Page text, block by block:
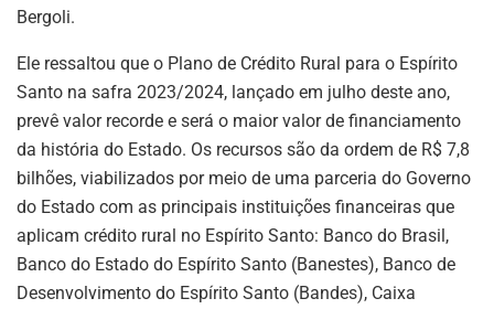
Bergoli.
Ele ressaltou que o Plano de Crédito Rural para o Espírito
Santo na safra 2023/2024, lançado em julho deste ano,
prevê valor recorde e será o maior valor de financiamento
da história do Estado. Os recursos são da ordem de R$ 7,8
bilhões, viabilizados por meio de uma parceria do Governo
do Estado com as principais instituições financeiras que
aplicam crédito rural no Espírito Santo: Banco do Brasil,
Banco do Estado do Espírito Santo (Banestes), Banco de
Desenvolvimento do Espírito Santo (Bandes), Caixa